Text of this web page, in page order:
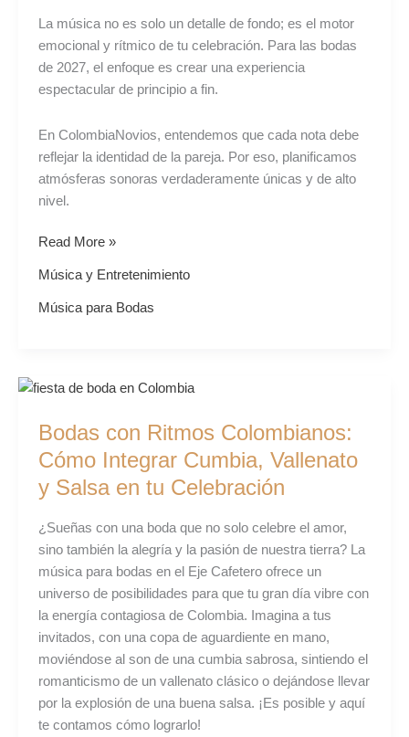
La música no es solo un detalle de fondo; es el motor
emocional y rítmico de tu celebración. Para las bodas
de 2027, el enfoque es crear una experiencia
espectacular de principio a fin.
En ColombiaNovios, entendemos que cada nota debe
reflejar la identidad de la pareja. Por eso, planificamos
atmósferas sonoras verdaderamente únicas y de alto
nivel.
Boda
2027
Read More »
Música y Entretenimiento
Música para Bodas
Bodas con Ritmos Colombianos:
Cómo Integrar Cumbia, Vallenato
y Salsa en tu Celebración
¿Sueñas con una boda que no solo celebre el amor,
sino también la alegría y la pasión de nuestra tierra? La
música para bodas en el Eje Cafetero ofrece un
universo de posibilidades para que tu gran día vibre con
la energía contagiosa de Colombia. Imagina a tus
invitados, con una copa de aguardiente en mano,
moviéndose al son de una cumbia sabrosa, sintiendo el
romanticismo de un vallenato clásico o dejándose llevar
por la explosión de una buena salsa. ¡Es posible y aquí
te contamos cómo lograrlo!
Bodas
Ritmos
Colombianos:
Integrar
Vallenato
Celebración